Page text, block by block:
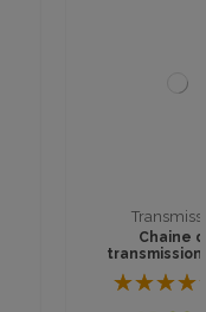
transmission finale
(6)